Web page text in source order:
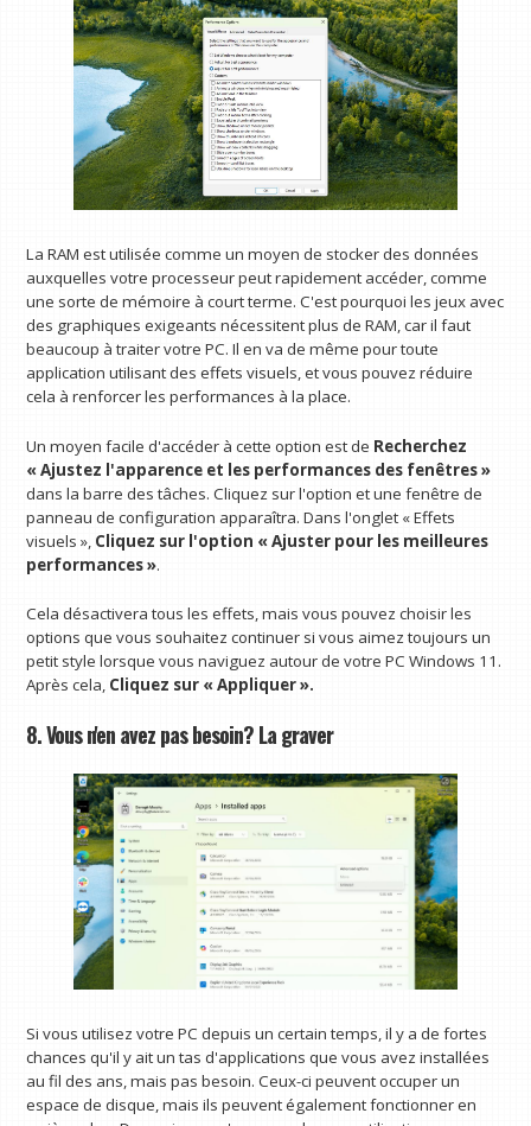
La RAM est utilisée comme un moyen de stocker des données
auxquelles votre processeur peut rapidement accéder, comme
une sorte de mémoire à court terme. C'est pourquoi les jeux avec
des graphiques exigeants nécessitent plus de RAM, car il faut
beaucoup à traiter votre PC. Il en va de même pour toute
application utilisant des effets visuels, et vous pouvez réduire
cela à renforcer les performances à la place.
Un moyen facile d'accéder à cette option est de Recherchez
« Ajustez l'apparence et les performances des fenêtres »
dans la barre des tâches. Cliquez sur l'option et une fenêtre de
panneau de configuration apparaîtra. Dans l'onglet « Effets
visuels », Cliquez sur l'option « Ajuster pour les meilleures
performances ».
Cela désactivera tous les effets, mais vous pouvez choisir les
options que vous souhaitez continuer si vous aimez toujours un
petit style lorsque vous naviguez autour de votre PC Windows 11.
Après cela, Cliquez sur « Appliquer ».
8. Vous n'en avez pas besoin? La graver
Si vous utilisez votre PC depuis un certain temps, il y a de fortes
chances qu'il y ait un tas d'applications que vous avez installées
au fil des ans, mais pas besoin. Ceux-ci peuvent occuper un
espace de disque, mais ils peuvent également fonctionner en